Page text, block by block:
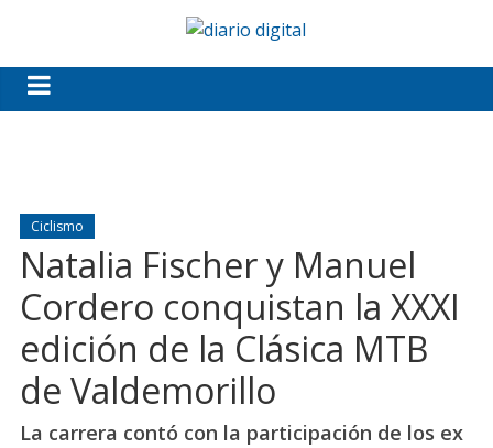
Ciclismo
Natalia Fischer y Manuel
Cordero conquistan la XXXI
edición de la Clásica MTB
de Valdemorillo
La carrera contó con la participación de los ex